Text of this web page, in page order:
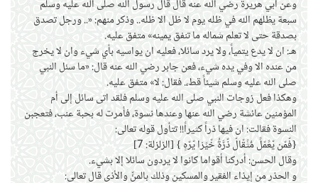
وعن ابي هريرة رضي الله عنه قال قال رسول الله صلى الله عليه وسلم
سبعة يظلهم الله في ظله يوم لا ظل الا ظله.. وذكر منهم: «.. ورجل تصدق
بصدقة حتى لا تعلم شماله ما تنفق يمينه» متفق عليه.
هـ: ان لا يدع يتمياً، ولا يرد سائلا، فعليه ان يواسيه بأي شيء وان لا يخرج
من عنده الا وفي يده شيء، فعن جابر رضي الله عنه قال: «ما سئل النبي
صلى الله عليه وسلم شيئاً قط،. فقال: لا» متفق عليه.
وهكذا فعل زوجات النبي صلى الله عليه وسلم فلقد اتى سائل إلى أم
المؤمنين عائشة رضي الله عنها وعندها نسوة، فأمرت له بحبة عنب، فتعجبن
النسوة فقالت: ان فيها ذراً كثيراً!! تتأول قوله تعالى:
{فّمّن يّعًمّلً مٌثًقّالّ ذّرَّةُ خّيًرْا يّرّهٍ } [الزلزلة: 7]
وقال الحسن: أدركنا أقواما كانوا لا يردون سائلا إلا بشيء.
و الحذر من إيذاء الفقير والمسكين وذلك بالمنِّ والأذى قال تعالى: